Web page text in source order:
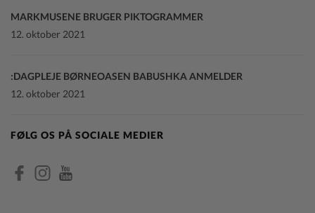
MARKMUSENE BRUGER PIKTOGRAMMER
12. oktober 2021
DAGPLEJE BØRNEOASEN BABUSHKA ANMELDER:
12. oktober 2021
FØLG OS PÅ SOCIALE MEDIER